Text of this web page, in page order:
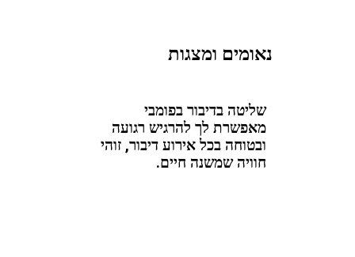
נאומים ומצגות
שליטה בדיבור בפומבי
מאפשרת לך להרגיש רגועה
ובטוחה בכל אירוע דיבור, זוהי
חוויה שמשנה חיים.